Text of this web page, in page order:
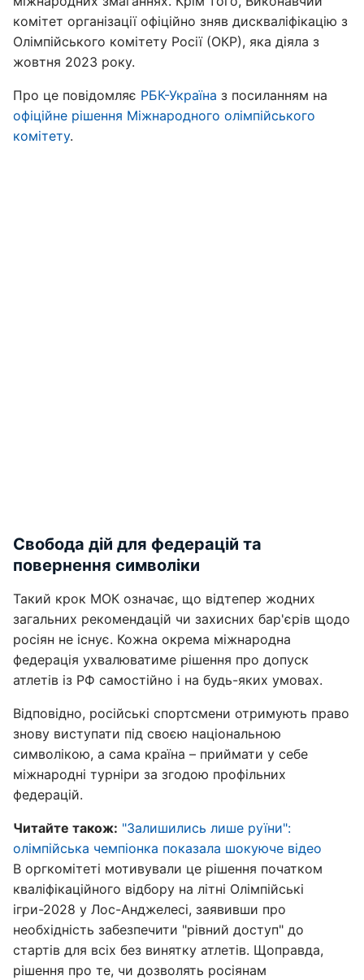
комітет організації офіційно зняв дискваліфікацію з
Олімпійського комітету Росії (ОКР), яка діяла з
жовтня 2023 року.
Про це повідомляє РБК-Україна з посиланням на
офіційне рішення Міжнародного олімпійського
комітету.
Свобода дій для федерацій та
повернення символіки
Такий крок МОК означає, що відтепер жодних
загальних рекомендацій чи захисних бар'єрів щодо
росіян не існує. Кожна окрема міжнародна
федерація ухвалюватиме рішення про допуск
атлетів із РФ самостійно і на будь-яких умовах.
Відповідно, російські спортсмени отримують право
знову виступати під своєю національною
символікою, а сама країна – приймати у себе
міжнародні турніри за згодою профільних
федерацій.
Читайте також: "Залишились лише руїни":
олімпійська чемпіонка показала шокуюче відео
В оргкомітеті мотивували це рішення початком
кваліфікаційного відбору на літні Олімпійські
ігри-2028 у Лос-Анджелесі, заявивши про
необхідність забезпечити "рівний доступ" до
стартів для всіх без винятку атлетів. Щоправда,
рішення про те, чи дозволять росіянам